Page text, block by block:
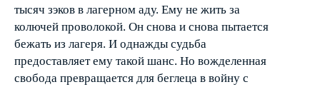
тысяч зэков в лагерном аду. Ему не жить за
колючей проволокой. Он снова и снова пытается
бежать из лагеря. И однажды судьба
предоставляет ему такой шанс. Но вожделенная
свобода превращается для беглеца в войну с